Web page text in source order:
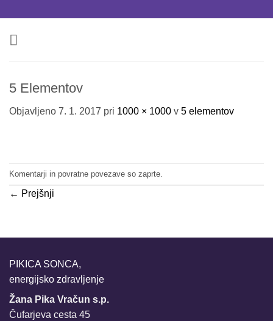
vsebino
5 Elementov
Objavljeno 7. 1. 2017 pri 1000 × 1000 v 5 elementov
Komentarji in povratne povezave so zaprte.
← Prejšnji
PIKICA SONCA,
energijsko zdravljenje
Žana Pika Vračun s.p.
Čufarjeva cesta 45